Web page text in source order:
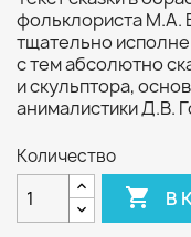
фольклориста М.А.
тщательно
с тем абсолютно
и скульптора,
анималистики Д.В.
Количество
 В